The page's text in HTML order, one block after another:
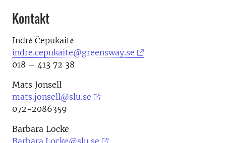
Kontakt
Indrė Čepukaitė
indre.cepukaite@greensway.se
018 – 413 72 38
Mats Jonsell
mats.jonsell@slu.se
072-2086359
Barbara Locke
Barbara.Locke@slu.se